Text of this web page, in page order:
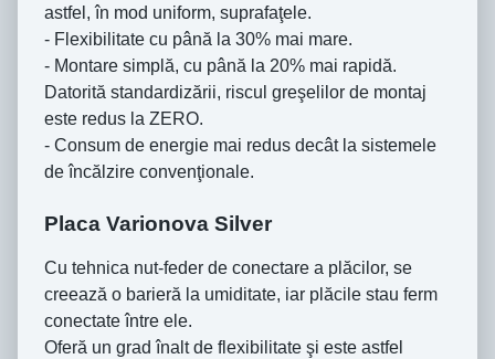
astfel, în mod uniform, suprafaţele.
- Flexibilitate cu până la 30% mai mare.
- Montare simplă, cu până la 20% mai rapidă.
Datorită standardizării, riscul greşelilor de montaj
este redus la ZERO.
- Consum de energie mai redus decât la sistemele
de încălzire convenţionale.
Placa Varionova Silver
Cu tehnica nut-feder de conectare a plăcilor, se
creează o barieră la umiditate, iar plăcile stau ferm
conectate între ele.
Oferă un grad înalt de flexibilitate şi este astfel